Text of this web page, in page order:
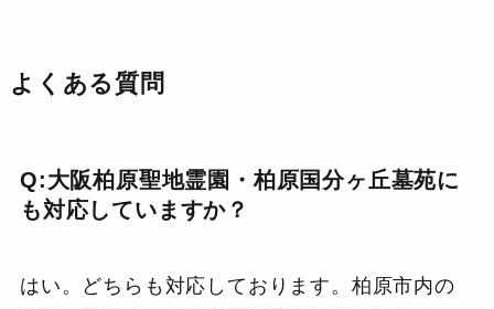
よくある質問
Q:大阪柏原聖地霊園・柏原国分ヶ丘墓苑に
も対応していますか？
はい。どちらも対応しております。柏原市内の